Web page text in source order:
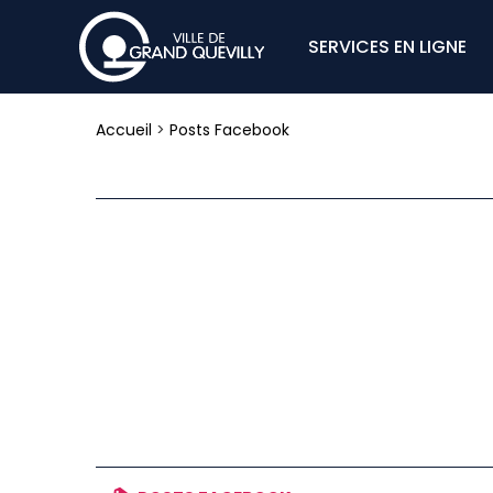
SERVICES EN LIGNE
Accueil > Posts Facebook